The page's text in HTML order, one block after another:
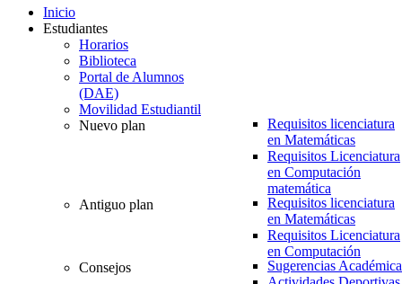
Inicio
Estudiantes
Horarios
Biblioteca
Portal de Alumnos
(DAE)
Movilidad Estudiantil
Nuevo plan
Requisitos licenciatura
en Matemáticas
Requisitos Licenciatura
en Computación
matemática
Antiguo plan
Requisitos licenciatura
en Matemáticas
Requisitos Licenciatura
en Computación
Consejos
Sugerencias